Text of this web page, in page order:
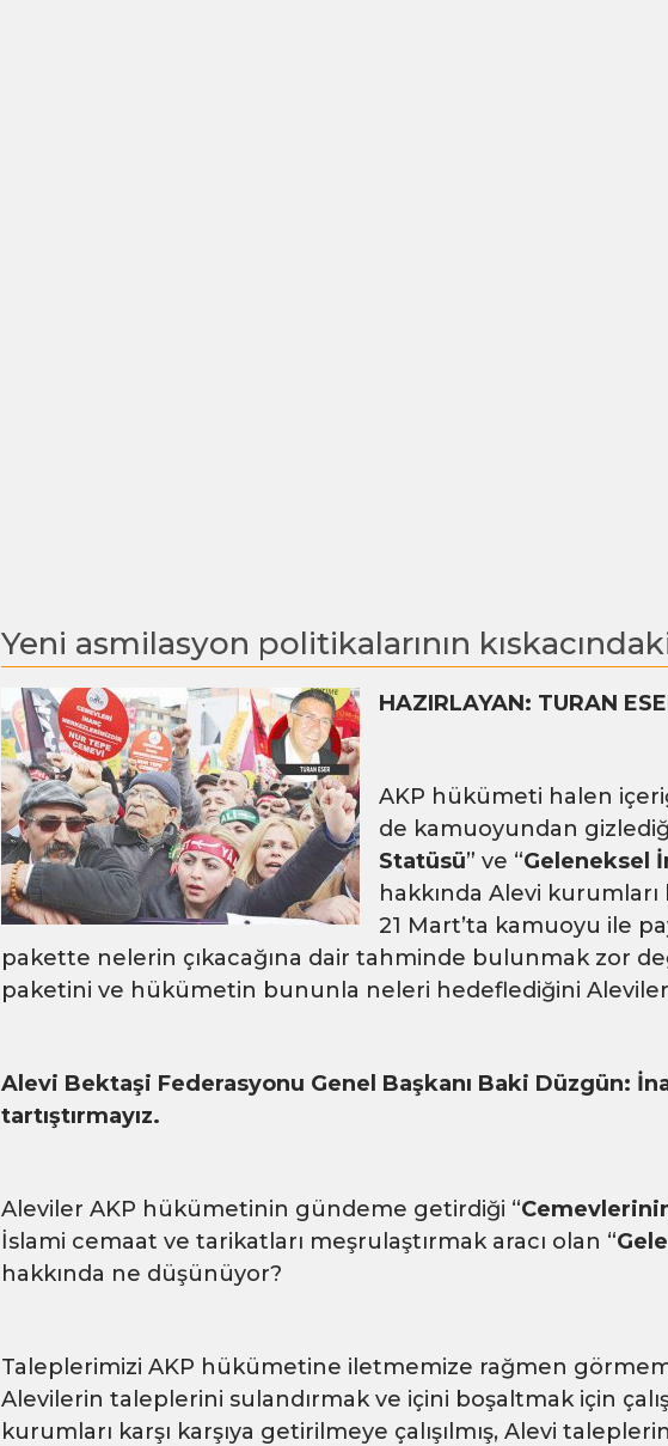
Yeni asmilasyon politikalarının
HAZIRLAYAN: TURAN
AKP hükümeti halen
de kamuoyundan
Statüsü” ve “Geleneksel
hakkında Alevi
21 Mart’ta kamuoyu ile
pakette nelerin çıkacağına dair tahminde bulunmak zor
paketini ve hükümetin bununla neleri hedeflediğini
Alevi Bektaşi Federasyonu Genel Başkanı Baki Düzgün:
tartıştırmayız.
Aleviler AKP hükümetinin gündeme getirdiği “
İslami cemaat ve tarikatları meşrulaştırmak aracı olan “
hakkında ne düşünüyor?
Taleplerimizi AKP hükümetine iletmemize rağmen
Alevilerin taleplerini sulandırmak ve içini boşaltmak için
kurumları karşı karşıya getirilmeye çalışılmış, Alevi